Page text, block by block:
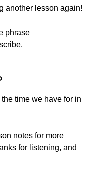
another lesson again!
phrase
time we have for in
notes for more
for listening, and